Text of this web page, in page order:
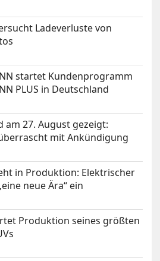
Ladeverluste von
startet Kundenprogramm
PLUS in Deutschland
am 27. August gezeigt:
mit Ankündigung
in Produktion: Elektrischer
neue Ära“ ein
Produktion seines größten